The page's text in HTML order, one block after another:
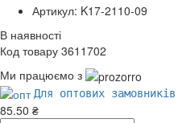
Артикул: K17-2110-09
В наявності
Код товару 3611702
Ми працюємо з
Для оптових замовників
85.50 ₴